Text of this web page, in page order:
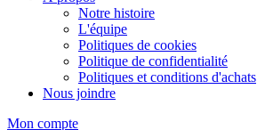
Notre histoire
L'équipe
Politiques de cookies
Politique de confidentialité
Politiques et conditions d'achats
Nous joindre
Mon compte